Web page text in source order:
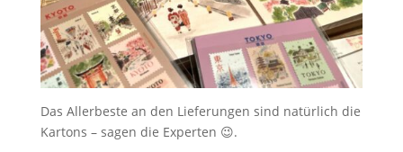
Das Allerbeste an den Lieferungen sind natürlich die
Kartons – sagen die Experten 😉.